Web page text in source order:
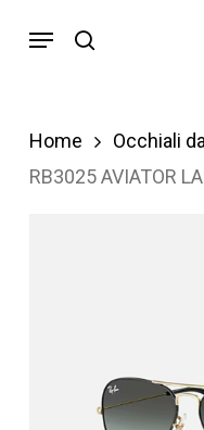
search
Menu
Home Occhiali
RB3025 AVIATOR